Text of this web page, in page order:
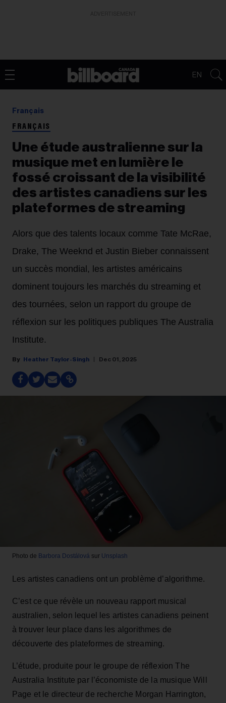
EN
Français
FRANÇAIS
Une étude australienne sur la
musique met en lumière le
fossé croissant de la visibilité
des artistes canadiens sur les
plateformes de streaming
Alors que des talents locaux comme Tate McRae,
Drake, The Weeknd et Justin Bieber connaissent
un succès mondial, les artistes américains
dominent toujours les marchés du streaming et
des tournées, selon un rapport du groupe de
réflexion sur les politiques publiques The Australia
Institute.
Heather Taylor-Singh Dec 01, 2025
Photo de Barbora Dostálová sur Unsplash
Les artistes canadiens ont un problème d’algorithme.
C’est ce que révèle un nouveau rapport musical
australien, selon lequel les artistes canadiens peinent
à trouver leur place dans les algorithmes de
découverte des plateformes de streaming.
L’étude, produite pour le groupe de réflexion The
Australia Institute par l’économiste de la musique Will
Page et le directeur de recherche Morgan Harrington,